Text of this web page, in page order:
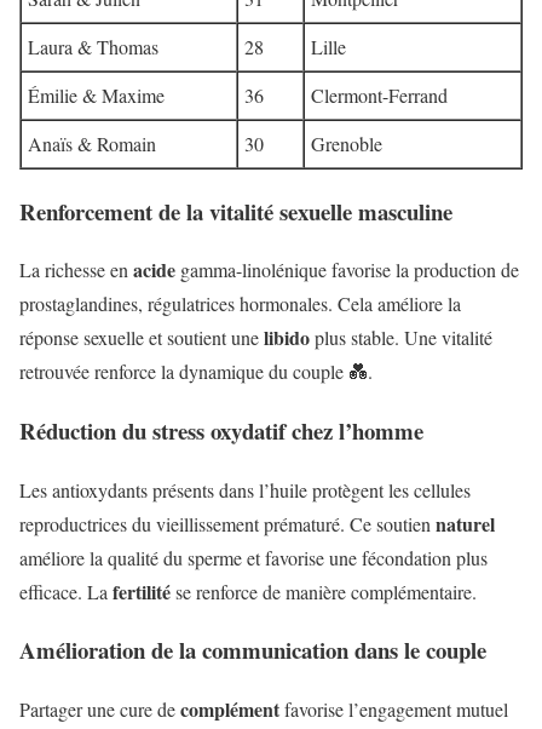
Laura & Thomas
28
Lille
Émilie & Maxime
36
Clermont-Ferrand
Anaïs & Romain
30 Grenoble
Renforcement de la vitalité sexuelle masculine
La richesse enacide gamma-linolénique favorise la production de
prostaglandines, régulatrices hormonales. Cela améliore la
réponse sexuelle et soutient unelibidoplus stable. Une vitalité
retrouvée renforce la dynamique du couple 💑.
Réduction du stress oxydatif chez l’homme
Les antioxydants présents dans l’huile protègent les cellules
reproductrices du vieillissement prématuré. Ce soutien naturel
améliore la qualité du sperme et favorise une fécondation plus
efficace. La fertilitése renforce de manière complémentaire.
Amélioration de la communication dans le couple
Partager une cure decomplémentfavorise l’engagement mutuel